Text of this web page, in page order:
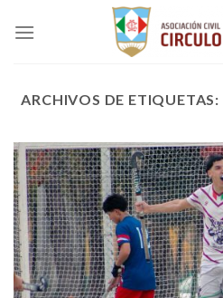
ARCHIVOS DE ETIQUETAS: